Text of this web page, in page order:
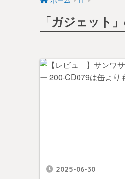
「ガジェット
2025-06-30